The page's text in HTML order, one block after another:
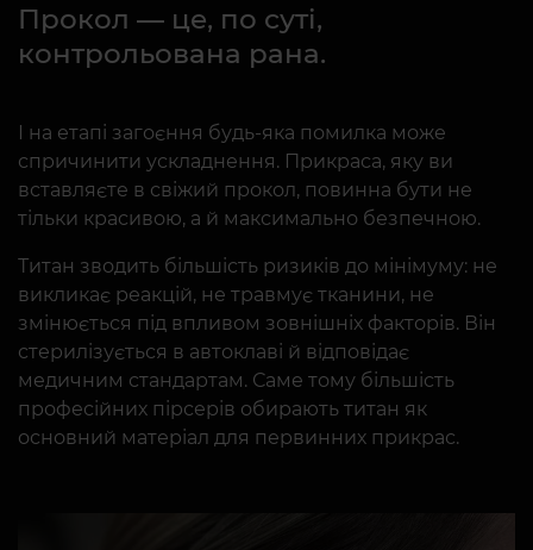
Прокол — це, по суті,
контрольована рана.
І на етапі загоєння будь-яка помилка може
спричинити ускладнення. Прикраса, яку ви
вставляєте в свіжий прокол, повинна бути не
тільки красивою, а й максимально безпечною.
Титан зводить більшість ризиків до мінімуму: не
викликає реакцій, не травмує тканини, не
змінюється під впливом зовнішніх факторів. Він
стерилізується в автоклаві й відповідає
медичним стандартам. Саме тому більшість
професійних пірсерів обирають титан як
основний матеріал для первинних прикрас.